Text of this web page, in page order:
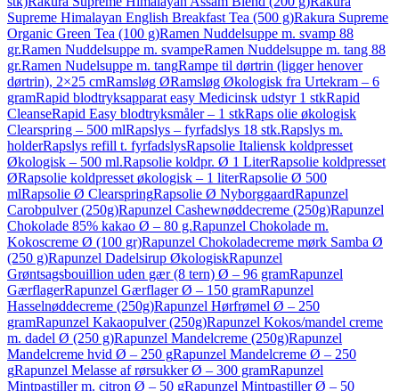
Supreme Himalayan English Breakfast Tea (500 g)Rakura Supreme
Organic Green Tea (100 g)Ramen Nuddelsuppe m. svamp 88
gr.Ramen Nuddelsuppe m. svampeRamen Nuddelsuppe m. tang 88
gr.Ramen Nudelsuppe m. tangRampe til dørtrin (ligger henover
dørtrin), 2×25 cmRamsløg ØRamsløg Økologisk fra Urtekram – 6
gramRapid blodtryksapparat easy Medicinsk udstyr 1 stkRapid
CleanseRapid Easy blodtryksmåler – 1 stkRaps olie økologisk
Clearspring – 500 mlRapslys – fyrfadslys 18 stk.Rapslys m.
holderRapslys refill t. fyrfadslysRapsolie Italiensk koldpresset
Økologisk – 500 ml.Rapsolie koldpr. Ø 1 LiterRapsolie koldpresset
ØRapsolie koldpresset økologisk – 1 literRapsolie Ø 500
mlRapsolie Ø ClearspringRapsolie Ø NyborggaardRapunzel
Carobpulver (250g)Rapunzel Cashewnøddecreme (250g)Rapunzel
Chokolade 85% kakao Ø – 80 g.Rapunzel Chokolade m.
Kokoscreme Ø (100 gr)Rapunzel Chokoladecreme mørk Samba Ø
(250 g)Rapunzel Dadelsirup ØkologiskRapunzel
Grøntsagsbouillion uden gær (8 tern) Ø – 96 gramRapunzel
GærflagerRapunzel Gærflager Ø – 150 gramRapunzel
Hasselnøddecreme (250g)Rapunzel Hørfrømel Ø – 250
gramRapunzel Kakaopulver (250g)Rapunzel Kokos/mandel creme
m. dadel Ø (250 g)Rapunzel Mandelcreme (250g)Rapunzel
Mandelcreme hvid Ø – 250 gRapunzel Mandelcreme Ø – 250
gRapunzel Melasse af rørsukker Ø – 300 gramRapunzel
Mintpastiller m. citron Ø – 50 gRapunzel Mintpastiller Ø – 50